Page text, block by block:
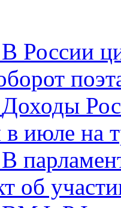
В России
Доходы
в июле на
В
об